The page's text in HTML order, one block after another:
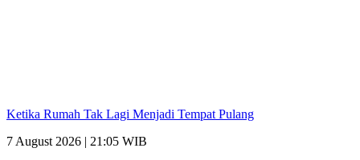
Ketika Rumah Tak Lagi Menjadi Tempat Pulang
7 August 2026 | 21:05 WIB